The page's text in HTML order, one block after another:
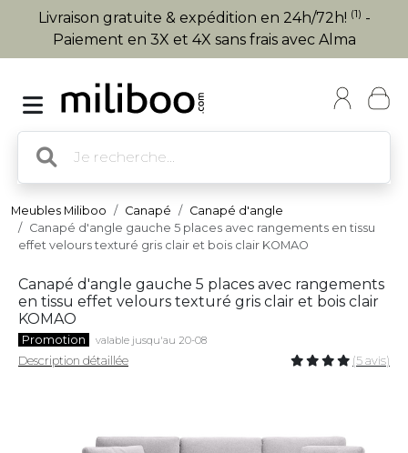
Livraison gratuite & expédition en 24h/72h! (1) -
Paiement en 3X et 4X sans frais avec Alma
Meubles Miliboo Canapé
Canapé d'angle
Canapé d'angle gauche 5 places avec rangements en tissu
effet velours texturé gris clair et bois clair KOMAO
Canapé d'angle gauche 5 places avec rangements
en tissu effet velours texturé gris clair et bois clair
KOMAO
Promotion valable jusqu'au 20-08
Description détaillée (5 avis)